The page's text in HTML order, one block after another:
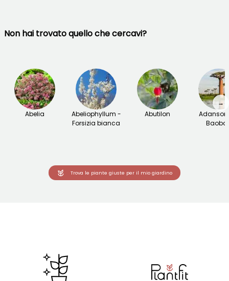
Non hai trovato quello che cercavi?
Abelia
Abeliophyllum -
Forsizia bianca
Abutilon
→
Trova le piante giuste per il mio giardino